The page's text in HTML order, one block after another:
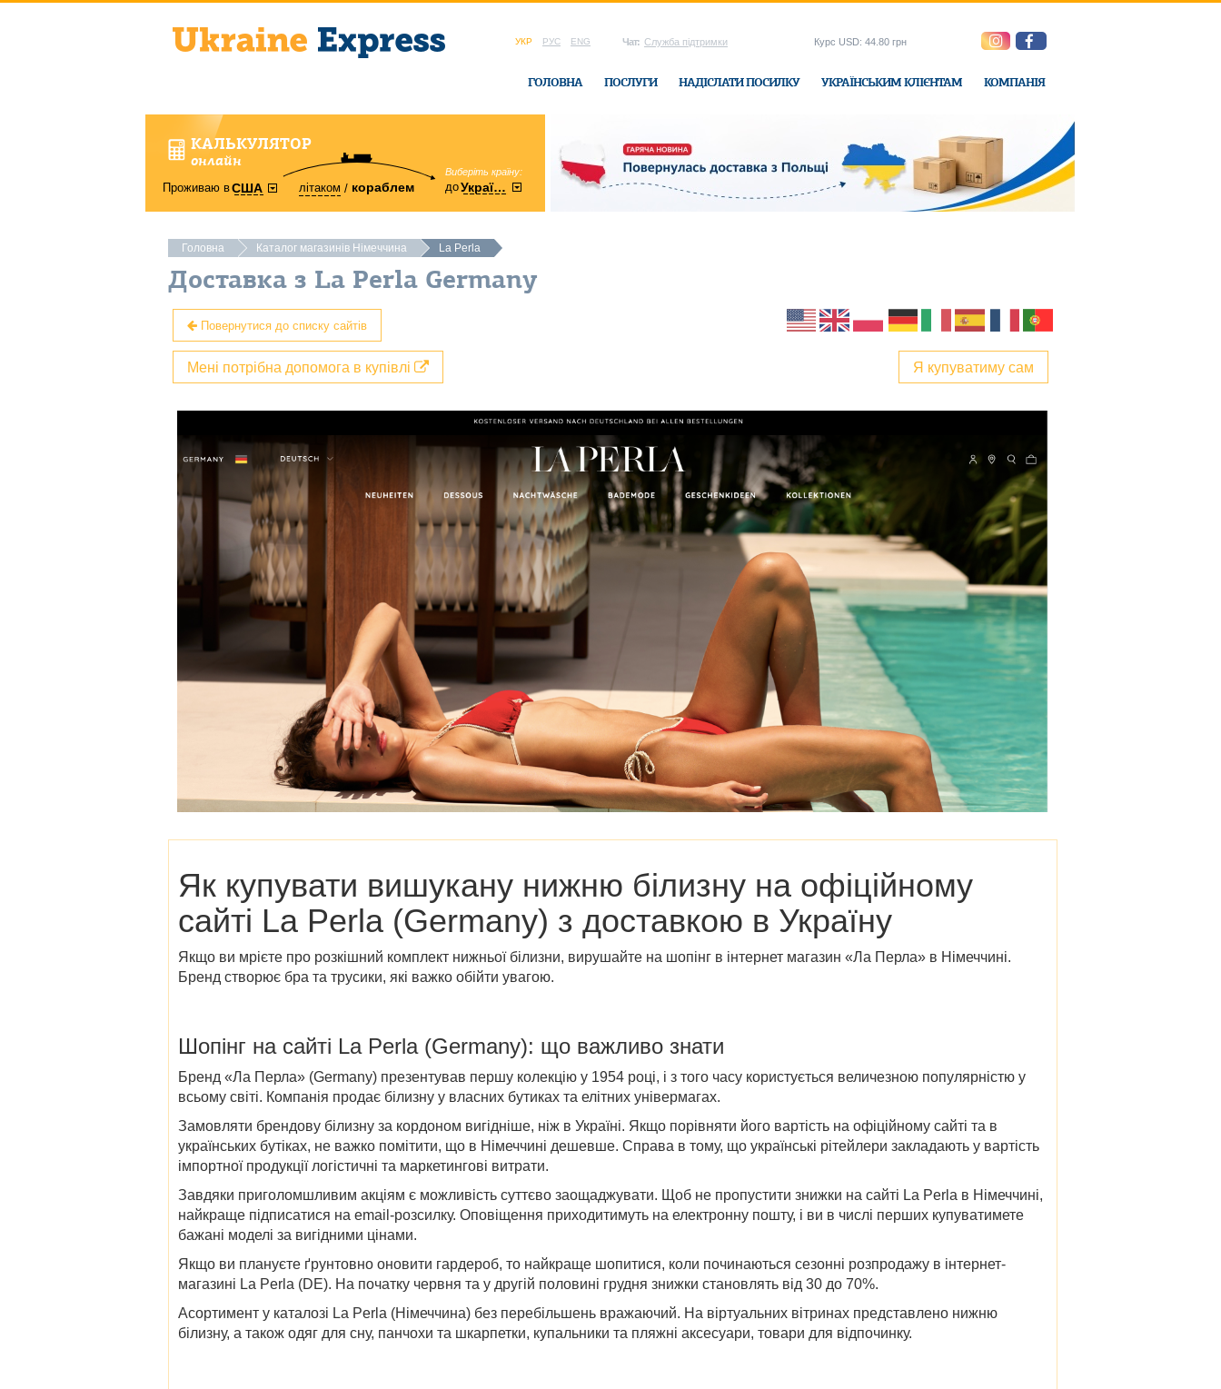
УКР РУС ENG Чат: Служба підтримки
ГОЛОВНА ПОСЛУГИ НАДІСЛАТИ ПОСИЛКУ УКРАЇНСЬКИМ КЛІЄНТАМ КОМПАНІЯ
Курс USD: 44.80 грн
КАЛЬКУЛЯТОР
онлайн
Проживаю вСША літаком кораблем
Виберіть країну:
доУкраїни
область:
Вінницька в офісі Ukraine-Express
Головна Каталог магазинів Німеччина La Perla
Доставка з La Perla Germany
Повернутися до списку сайтів
Я купуватиму сам
Мені потрібна допомога в купівлі
Як купувати вишукану нижню білизну на офіційному
сайті La Perla (Germany) з доставкою в Україну
Якщо ви мрієте про розкішний комплект нижньої білизни, вирушайте на шопінг в інтернет магазин «Ла Перла» в Німеччині.
Бренд створює бра та трусики, які важко обійти увагою.
Шопінг на сайті La Perla (Germany): що важливо знати
Бренд «Ла Перла» (Germany) презентував першу колекцію у 1954 році, і з того часу користується величезною популярністю у
всьому світі. Компанія продає білизну у власних бутиках та елітних універмагах.
Замовляти брендову білизну за кордоном вигідніше, ніж в Україні. Якщо порівняти його вартість на офіційному сайті та в
українських бутіках, не важко помітити, що в Німеччині дешевше. Справа в тому, що українські рітейлери закладають у вартість
імпортної продукції логістичні та маркетингові витрати.
Завдяки приголомшливим акціям є можливість суттєво заощаджувати. Щоб не пропустити знижки на сайті La Perla в Німеччині,
найкраще підписатися на email-розсилку. Оповіщення приходитимуть на електронну пошту, і ви в числі перших купуватимете
бажані моделі за вигідними цінами.
Якщо ви плануєте ґрунтовно оновити гардероб, то найкраще шопитися, коли починаються сезонні розпродажу в інтернет-
магазині La Perla (DE). На початку червня та у другій половині грудня знижки становлять від 30 до 70%.
Асортимент у каталозі La Perla (Німеччина) без перебільшень вражаючий. На віртуальних вітринах представлено нижню
білизну, а також одяг для сну, панчохи та шкарпетки, купальники та пляжні аксесуари, товари для відпочинку.